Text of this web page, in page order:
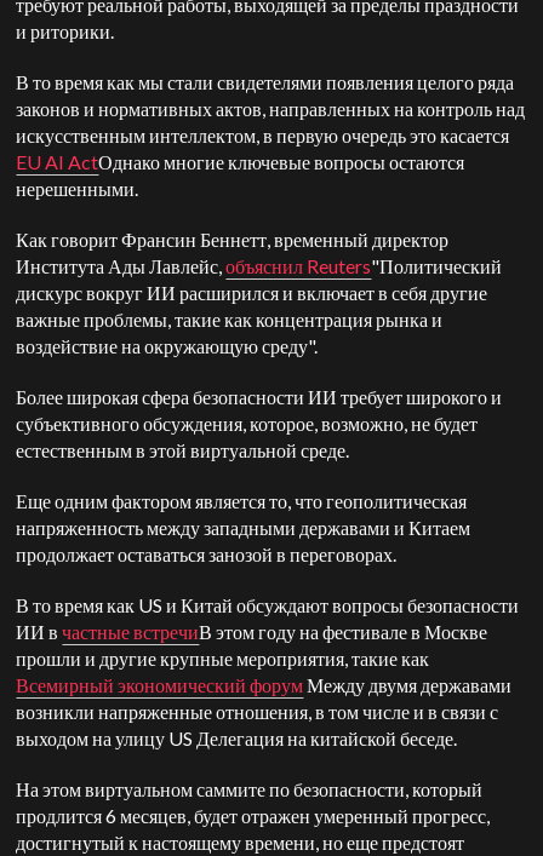
и риторики.
В то время как мы стали свидетелями появления целого ряда
законов и нормативных актов, направленных на контроль над
искусственным интеллектом, в первую очередь это касается
EU AI ActОднако многие ключевые вопросы остаются
нерешенными.
Как говорит Франсин Беннетт, временный директор
Института Ады Лавлейс,объяснил Reuters"Политический
дискурс вокруг ИИ расширился и включает в себя другие
важные проблемы, такие как концентрация рынка и
воздействие на окружающую среду".
Более широкая сфера безопасности ИИ требует широкого и
субъективного обсуждения, которое, возможно, не будет
естественным в этой виртуальной среде.
Еще одним фактором является то, что геополитическая
напряженность между западными державами и Китаем
продолжает оставаться занозой в переговорах.
В то время как US и Китай обсуждают вопросы безопасности
ИИ вчастные встречиВ этом году на фестивале в Москве
прошли и другие крупные мероприятия, такие как
Всемирный экономический форумМежду двумя державами
возникли напряженные отношения, в том числе и в связи с
выходом на улицу US Делегация на китайской беседе.
На этом виртуальном саммите по безопасности, который
продлится 6 месяцев, будет отражен умеренный прогресс,
достигнутый к настоящему времени, но еще предстоят